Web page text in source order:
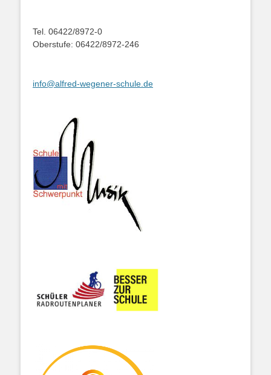
Tel. 06422/8972-0
Oberstufe: 06422/8972-246
info@alfred-wegener-schule.de